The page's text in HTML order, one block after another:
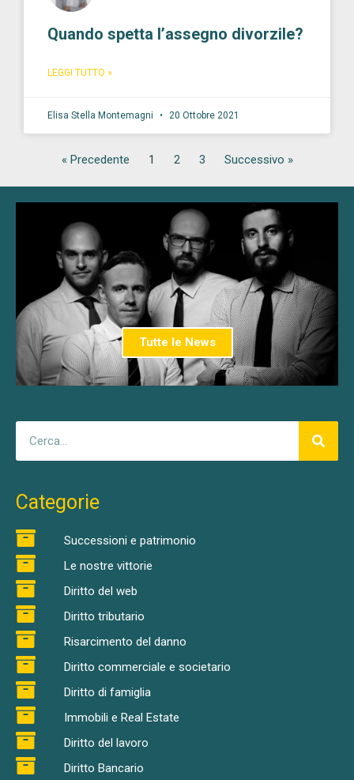
Quando spetta l’assegno divorzile?
LEGGI TUTTO »
Elisa Stella Montemagni 20 Ottobre 2021
« Precedente 1 2 3 Successivo »
Tutte le News
Categorie
Successioni e patrimonio
Le nostre vittorie
Diritto del web
Diritto tributario
Risarcimento del danno
Diritto commerciale e societario
Diritto di famiglia
Immobili e Real Estate
Diritto del lavoro
Diritto Bancario